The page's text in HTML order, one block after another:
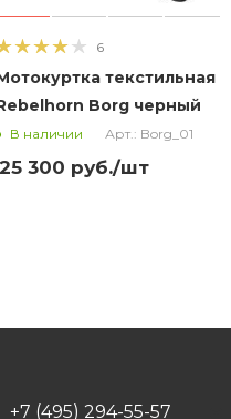
6
текстильная
Borg черный
В наличии Арт.: Borg_01
25 300 руб./шт
+7 (495) 294-55-57